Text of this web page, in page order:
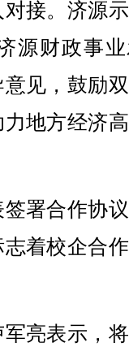
接。济源
源财政事
见，鼓励
地方经济
署合作协
着校企合
亮表示，